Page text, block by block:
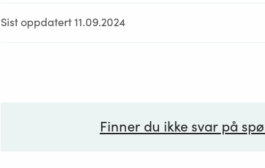
Sist oppdatert 11.09.2024
Finner du ikke svar på